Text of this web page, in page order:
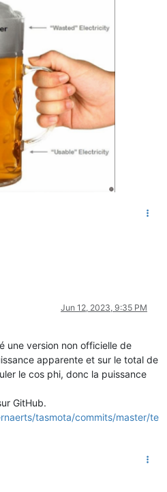
Jun 12, 2023, 9:35 PM
une version non officielle de
apparente et sur le total de
le cos phi, donc la puissance
GitHub.
tasmota/commits/master/te